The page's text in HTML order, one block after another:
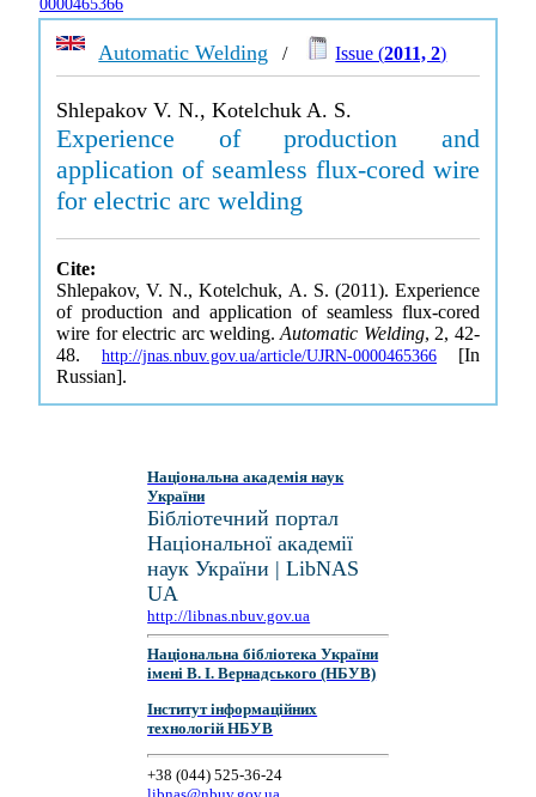
0000465366
Automatic Welding / Issue (2011, 2)
Shlepakov V. N., Kotelchuk A. S.
Experience of production and
application of seamless flux-cored wire
for electric arc welding
Cite:
Shlepakov, V. N., Kotelchuk, A. S. (2011). Experience
of production and application of seamless flux-cored
wire for electric arc welding.Automatic Welding, 2, 42-
48. http://jnas.nbuv.gov.ua/article/UJRN-0000465366 [In
Russian].
Національна академія наук
України
Бібліотечний портал
Національної академії
наук України | LibNAS
UA
http://libnas.nbuv.gov.ua
Національна бібліотека України
імені В. І. Вернадського (НБУВ)
Інститут інформаційних
технологій НБУВ
+38 (044) 525-36-24